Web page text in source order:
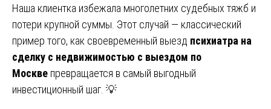
Наша клиентка избежала многолетних судебных тяжб и
потери крупной суммы. Этот случай — классический
пример того, как своевременный выезд психиатра на
сделку с недвижимостью с выездом по
Москве превращается в самый выгодный
инвестиционный шаг. 💡